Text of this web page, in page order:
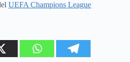
UEFA Champions League